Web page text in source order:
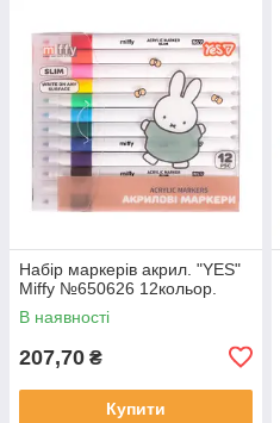
Набір маркерів акрил. "YES"
Miffy №650626 12кольор.
В наявності
207,70 ₴
Купити